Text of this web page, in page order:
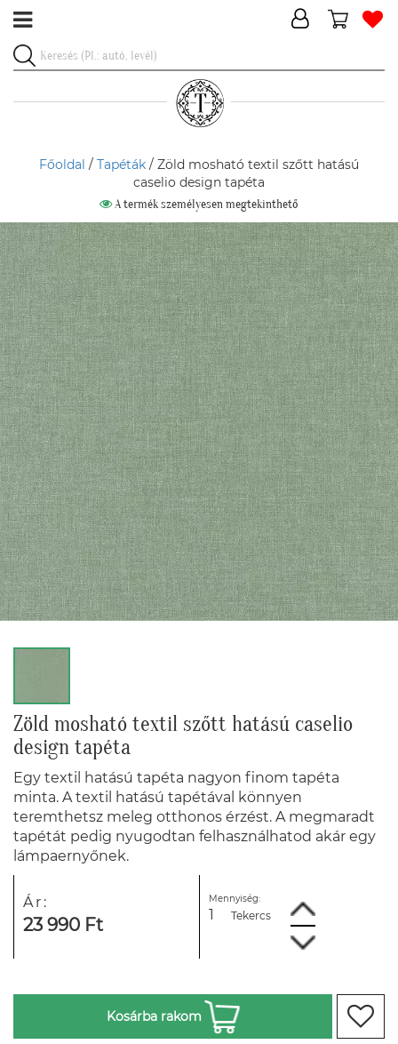
Főoldal / Tapéták / Zöld mosható textil szőtt hatású
caselio design tapéta
A termék személyesen megtekinthető
Zöld mosható textil szőtt hatású caselio
design tapéta
Egy textil hatású tapéta nagyon finom tapéta
minta. A textil hatású tapétával könnyen
teremthetsz meleg otthonos érzést. A megmaradt
tapétát pedig nyugodtan felhasználhatod akár egy
lámpaernyőnek.
Ár:
23 990 Ft
Mennyiség:
Tekercs
Kosárba rakom